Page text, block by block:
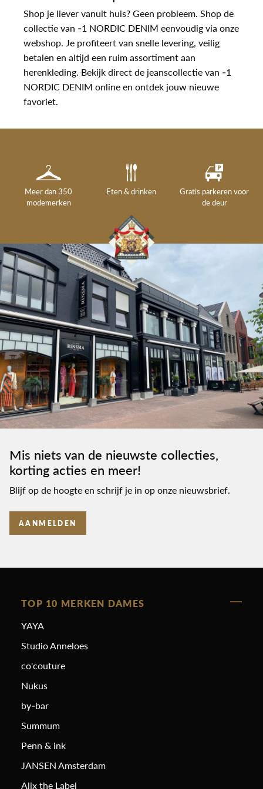
Shop je liever vanuit huis? Geen probleem. Shop de
collectie van -1 NORDIC DENIM eenvoudig via onze
webshop. Je profiteert van snelle levering, veilig
betalen en altijd een ruim assortiment aan
herenkleding. Bekijk direct de jeanscollectie van -1
NORDIC DENIM online en ontdek jouw nieuwe
favoriet.
Meer dan 350
modemerken
Eten & drinken
Gratis parkeren voor
de deur
drankje
Gratis retourneren in
de winkel
Deskundig
kledingadvies
Mis niets van de nieuwste collecties,
korting acties en meer!
Blijf op de hoogte en schrijf je in op onze nieuwsbrief.
AANMELDEN
TOP 10 MERKEN DAMES
YAYA
Studio Anneloes
co'couture
Nukus
by-bar
Summum
Penn & ink
JANSEN Amsterdam
Alix the Label